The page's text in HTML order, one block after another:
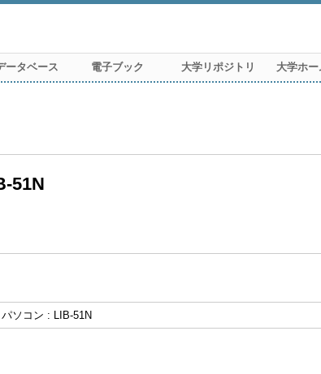
ータベース 電子ブック 大学リポジトリ 大学ホ
51N
ソコン : LIB-51N